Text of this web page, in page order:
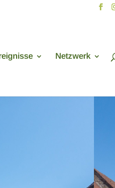
Netzwerk